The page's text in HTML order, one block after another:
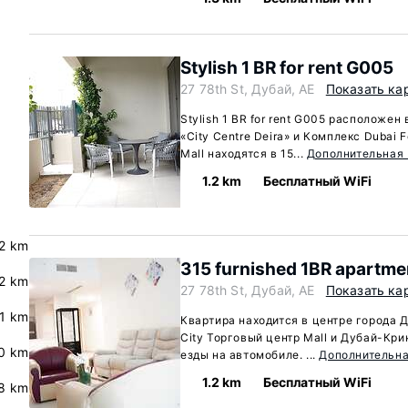
km
km
km
km
km
Stylish 1 BR for rent G005
27 78th St, Дубай, AE Показать
Stylish 1 BR for rent G005
«City Centre Deira» и Комплекс Dubai
Mall находятся в 15...
1.2 km Бесплатный WiFi
315 furnished 1BR
27 78th St, Дубай, AE Показать
Квартира находится в центре
City Торговый центр Mall и Дубай-
езды на автомобиле. ...
1.2 km Бесплатный WiFi